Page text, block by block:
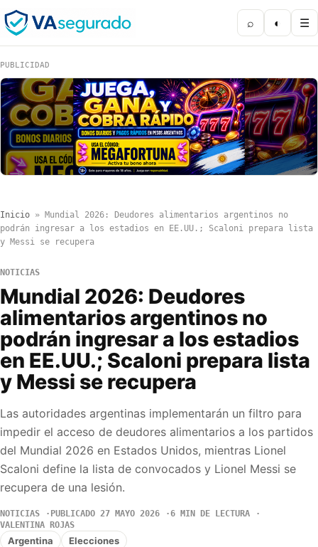
⌕ ◐ ☰
PUBLICIDAD
Inicio » Mundial 2026: Deudores alimentarios argentinos no
podrán ingresar a los estadios en EE.UU.; Scaloni prepara lista
y Messi se recupera
NOTICIAS
Mundial 2026: Deudores
alimentarios argentinos no
podrán ingresar a los estadios
en EE.UU.; Scaloni prepara lista
y Messi se recupera
Las autoridades argentinas implementarán un filtro para
impedir el acceso de deudores alimentarios a los partidos
del Mundial 2026 en Estados Unidos, mientras Lionel
Scaloni define la lista de convocados y Lionel Messi se
recupera de una lesión.
NOTICIAS PUBLICADO 27 MAYO 2026
6 MIN DE LECTURA
VALENTINA ROJAS
Argentina Elecciones